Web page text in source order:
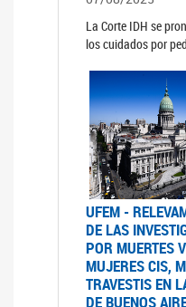
La Corte IDH se
los cuidados por
UFEM -
DE LAS
POR MUERTES
MUJERES CIS,
TRAVESTIS EN
DE BUENOS